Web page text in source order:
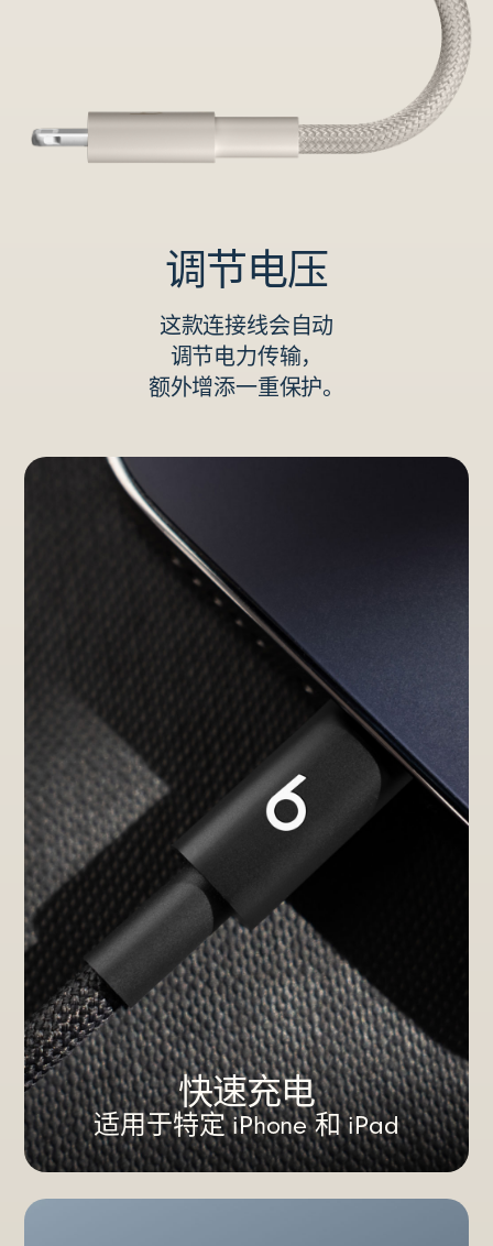
调节电压
这款连接线会自动
调节电力传输，
额外增添一重保护。
快速充电
适用于特定 iPhone 和 iPad